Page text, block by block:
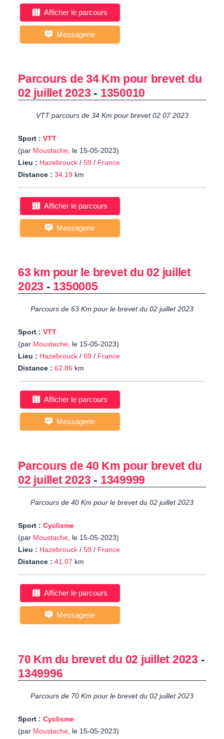
Afficher le parcours
Messagerie
Parcours de 34 Km pour brevet du
02 juillet 2023 - 1350010
VTT parcours de 34 Km pour brevet 02 07 2023
Sport : VTT
(par Moustache, le 15-05-2023)
Lieu : Hazebrouck / 59 / France
Distance : 34.19 km
Afficher le parcours
Messagerie
63 km pour le brevet du 02 juillet
2023 - 1350005
Parcours de 63 Km pour le brevet du 02 juillet 2023
Sport : VTT
(par Moustache, le 15-05-2023)
Lieu : Hazebrouck / 59 / France
Distance : 62.86 km
Afficher le parcours
Messagerie
Parcours de 40 Km pour brevet du
02 juillet 2023 - 1349999
Parcours de 40 Km pour le brevet du 02 juillet 2023
Sport : Cyclisme
(par Moustache, le 15-05-2023)
Lieu : Hazebrouck / 59 / France
Distance : 41.07 km
Afficher le parcours
Messagerie
70 Km du brevet du 02 juillet 2023 -
1349996
Parcours de 70 Km pour le brevet du 02 juillet 2023
Sport : Cyclisme
(par Moustache, le 15-05-2023)